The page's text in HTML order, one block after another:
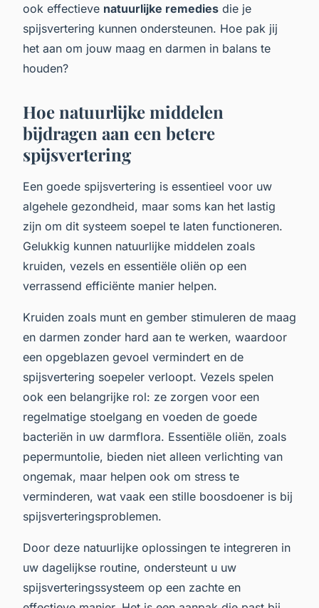
ook effectieve natuurlijke remedies die je
spijsvertering kunnen ondersteunen. Hoe pak jij
het aan om jouw maag en darmen in balans te
houden?
Hoe natuurlijke middelen
bijdragen aan een betere
spijsvertering
Een goede spijsvertering is essentieel voor uw
algehele gezondheid, maar soms kan het lastig
zijn om dit systeem soepel te laten functioneren.
Gelukkig kunnen natuurlijke middelen zoals
kruiden, vezels en essentiële oliën op een
verrassend efficiënte manier helpen.
Kruiden zoals munt en gember stimuleren de maag
en darmen zonder hard aan te werken, waardoor
een opgeblazen gevoel vermindert en de
spijsvertering soepeler verloopt. Vezels spelen
ook een belangrijke rol: ze zorgen voor een
regelmatige stoelgang en voeden de goede
bacteriën in uw darmflora. Essentiële oliën, zoals
pepermuntolie, bieden niet alleen verlichting van
ongemak, maar helpen ook om stress te
verminderen, wat vaak een stille boosdoener is bij
spijsverteringsproblemen.
Door deze natuurlijke oplossingen te integreren in
uw dagelijkse routine, ondersteunt u uw
spijsverteringssysteem op een zachte en